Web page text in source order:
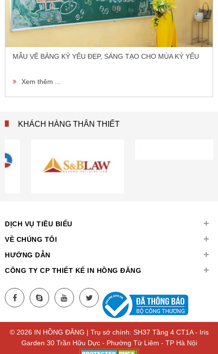
MẪU VẼ BẢNG KỶ YẾU ĐẸP, SÁNG TẠO CHO MÙA KỶ YẾU
Xem thêm ...
KHÁCH HÀNG THÂN THIẾT
DỊCH VỤ TIÊU BIỂU +
VỀ CHÚNG TÔI +
HƯỚNG DẪN +
CÔNG TY CP THIẾT KẾ IN HỒNG ĐĂNG +
© 2026 IN HỒNG ĐĂNG | Trụ sở chính: SH37 Tầng 4 CT1A - Iris
Garden 30 Trần Hữu Dực - Phường Từ Liêm - TP Hà Nội